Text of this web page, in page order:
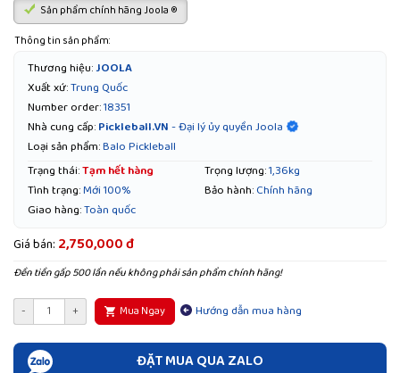
Sản phẩm chính hãng Joola ®
Thông tin sản phẩm:
Thương hiệu:JOOLA
Xuất xứ:Trung Quốc
Number order:18351
Nhà cung cấp:Pickleball.VN- Đại lý ủy quyền Joola
Loại sản phẩm:Balo Pickleball
Trạng thái:Tạm hết hàng Trọng lượng:1,36kg
Tình trạng:Mới 100% Bảo hành:Chính hãng
Giao hàng:Toàn quốc
Giá bán: 2,750,000 đ
Đền tiền gấp 500 lần nếu không phải sản phẩm chính hãng!
- + Mua Ngay Hướng dẫn mua hàng
ĐẶT MUA QUA ZALO